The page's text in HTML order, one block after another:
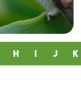
H I J K